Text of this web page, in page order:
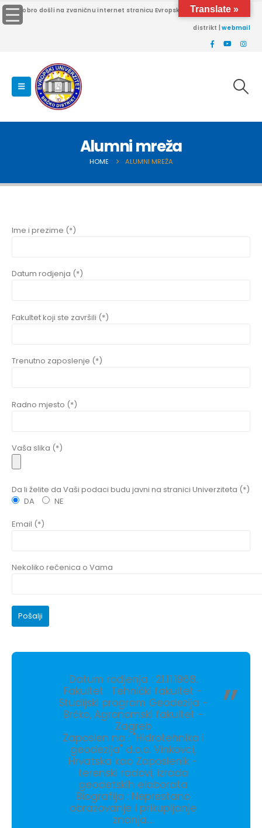
Dobro došli na zvaničnu internet stranicu Evropskog univerziteta Brčko
distrikt |webmail
Alumni mreža
HOME ALUMNI MREŽA
Ime i prezime (*)
Datum rodjenja (*)
Fakultet koji ste završili (*)
Trenutno zaposlenje (*)
Radno mjesto (*)
Vaša slika (*)
Da li želite da Vaši podaci budu javni na stranici Univerziteta (*)
DA
NE
Email (*)
Nekoliko rečenica o Vama
Datum rodjenja : 21.11.1968.
Fakultet : Tehnički fakultet -
Studijski program Geodezija -
Brčko, Agronomski fakultet -
Zagreb
Zaposlen na : "Hidrotehnika i
geodezija" d.o.o. Vinkovci,
Hrvatska kao Zaposlenik -
terenski radovi, izrada
geodetskih elaborata
Biografija : Neprestano
obrazovanje i prikupljanje
znanja....
Translate »